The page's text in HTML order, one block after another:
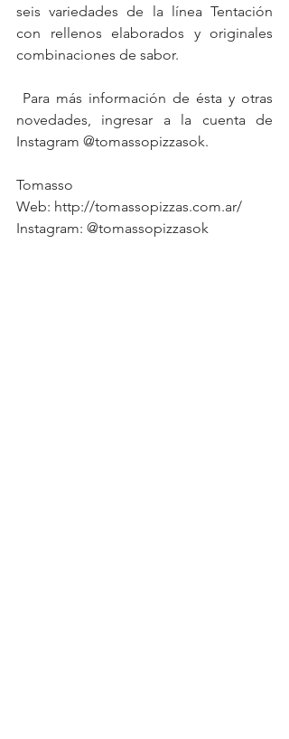
seis variedades de la línea Tentación
con rellenos elaborados y originales
combinaciones de sabor.
novedades, ingresar a la cuenta de
Instagram @tomassopizzasok.
Tomasso
Web: http://tomassopizzas.com.ar/
Instagram: @tomassopizzasok